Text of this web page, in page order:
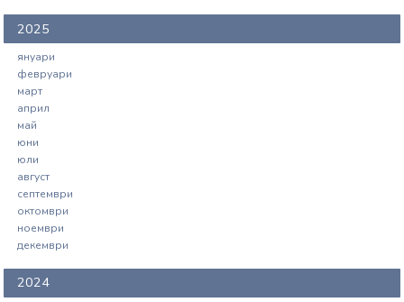
2025
януари
февруари
март
април
май
юни
юли
август
септември
октомври
ноември
декември
2024